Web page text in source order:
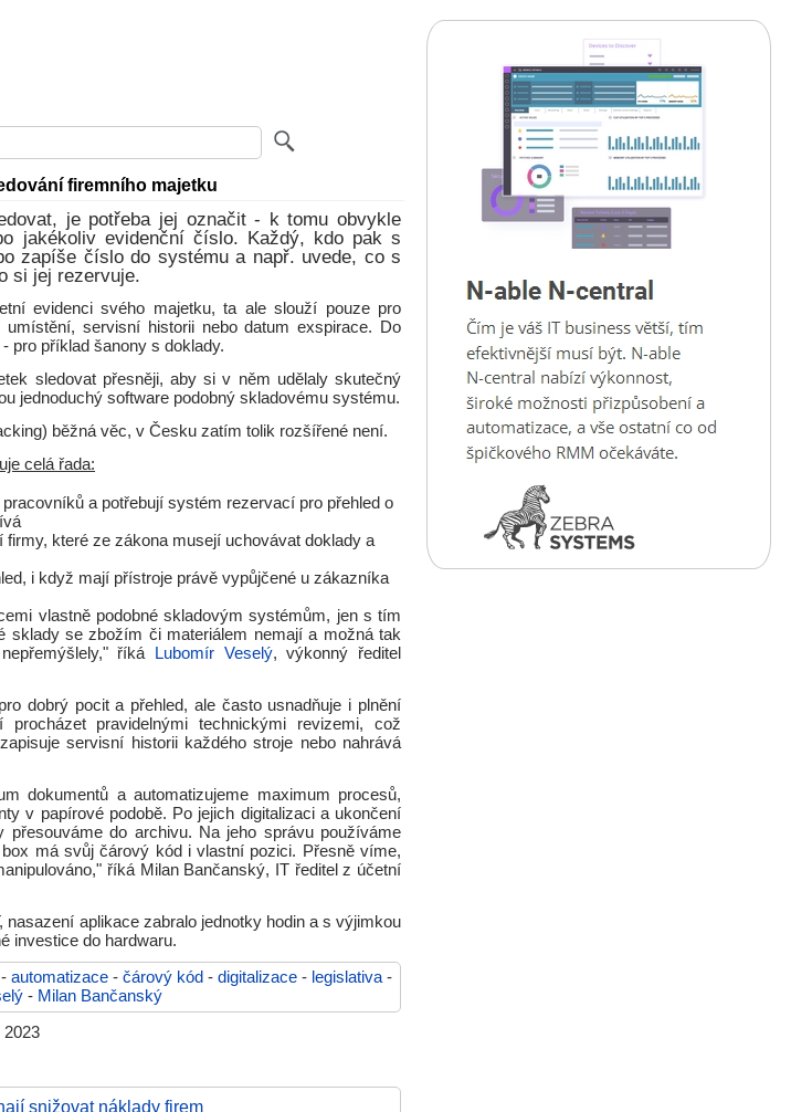
firemního majetku
je potřeba jej označit - k tomu obvykle
jakékoliv evidenční číslo. Každý, kdo pak s
zapíše číslo do systému a např. uvede, co s
si jej rezervuje.
evidenci svého majetku, ta ale slouží pouze pro
umístění, servisní historii nebo datum exspirace. Do
pro příklad šanony s doklady.
sledovat přesněji, aby si v něm udělaly skutečný
jednoduchý software podobný skladovému systému.
běžná věc, v Česku zatím tolik rozšířené není.
celá řada:
a potřebují systém rezervací pro přehled o
které ze zákona musejí uchovávat doklady a
i když mají přístroje právě vypůjčené u zákazníka
vlastně podobné skladovým systémům, jen s tím
sklady se zbožím či materiálem nemají a možná tak
říká
Lubomír Veselý, výkonný ředitel
dobrý pocit a přehled, ale často usnadňuje i plnění
procházet pravidelnými technickými revizemi, což
servisní historii každého stroje nebo nahrává
dokumentů a automatizujeme maximum procesů,
v papírové podobě. Po jejich digitalizaci a ukončení
přesouváme do archivu. Na jeho správu používáme
má svůj čárový kód i vlastní pozici. Přesně víme,
říká Milan Bančanský, IT ředitel z účetní
aplikace zabralo jednotky hodin a s výjimkou
investice do hardwaru.
- automatizace - čárový kód - digitalizace - legislativa-
- Milan Bančanský
2023
snižovat náklady firem